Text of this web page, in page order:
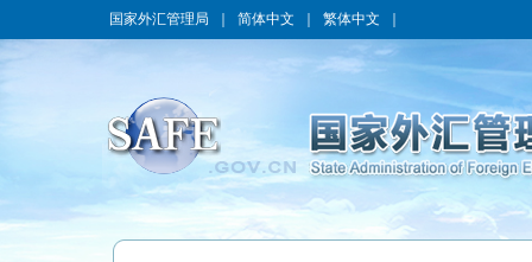
国家外汇管理局 简体中文 繁体中文